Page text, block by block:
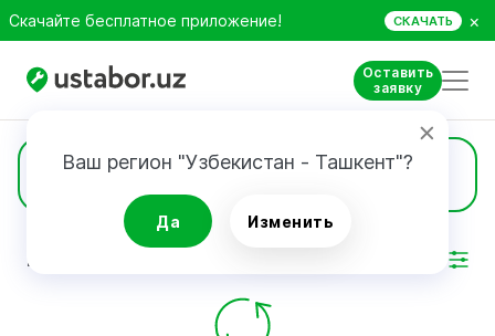
Скачайте бесплатное приложение! СКАЧАТЬ ×
Оставить
заявку
Ваш регион "Узбекистан - Ташкент"?
Да Изменить
Игровые консоли
РЕЗУЛЬТАТ